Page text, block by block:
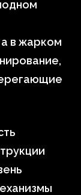
в жарком